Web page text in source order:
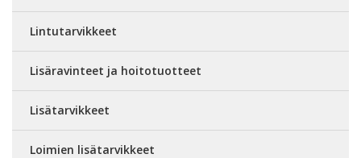
Lintutarvikkeet
Lisäravinteet ja hoitotuotteet
Lisätarvikkeet
Loimien lisätarvikkeet